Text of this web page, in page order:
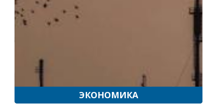
ЭКОНОМИКА